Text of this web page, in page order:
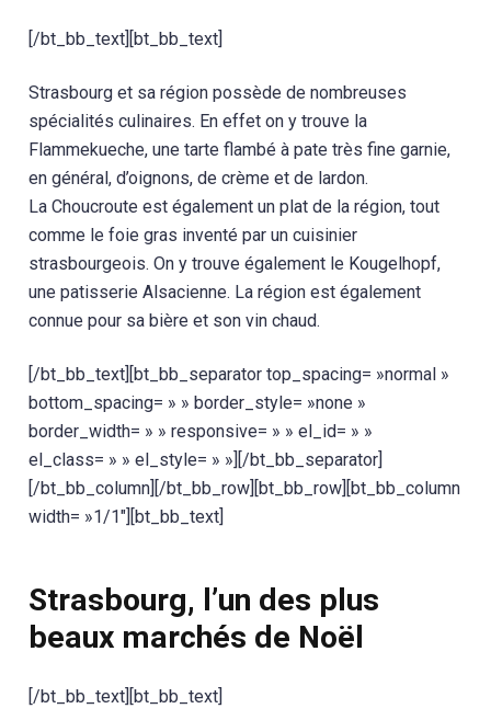
[/bt_bb_text][bt_bb_text]
Strasbourg et sa région possède de nombreuses
spécialités culinaires. En effet on y trouve la
Flammekueche, une tarte flambé à pate très fine garnie,
en général, d’oignons, de crème et de lardon.
La Choucroute est également un plat de la région, tout
comme le foie gras inventé par un cuisinier
strasbourgeois. On y trouve également le Kougelhopf,
une patisserie Alsacienne. La région est également
connue pour sa bière et son vin chaud.
[/bt_bb_text][bt_bb_separator top_spacing= »normal »
bottom_spacing= » » border_style= »none »
border_width= » » responsive= » » el_id= » »
el_class= » » el_style= » »][/bt_bb_separator]
[/bt_bb_column][/bt_bb_row][bt_bb_row][bt_bb_column
width= »1/1″][bt_bb_text]
Strasbourg, l’un des plus
beaux marchés de Noël
[/bt_bb_text][bt_bb_text]